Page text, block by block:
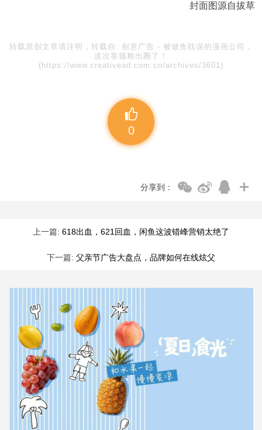
封面图源自拔草
转载原创文章请注明，转载自: 创意广告 - 被做鱼耽误的漫画公司，
这次靠猫粮出圈了！
(https://www.creativead.com.cn/archives/3601)
0
分享到：
上一篇: 618出血，621回血，闲鱼这波错峰营销太绝了
下一篇: 父亲节广告大盘点，品牌如何在线炫父